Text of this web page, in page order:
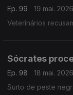
Ep. 99
19 mai. 2026
Veterinários
Sócrates
Ep. 98
18 mai. 2026
Surto de peste